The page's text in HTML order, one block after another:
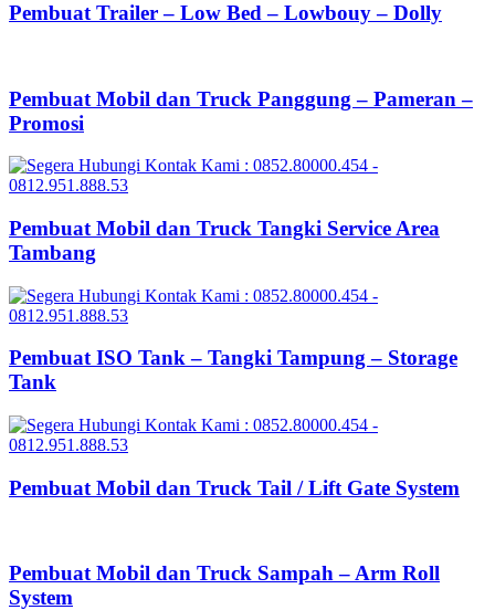
Pembuat Trailer – Low Bed – Lowbouy – Dolly
Pembuat Mobil dan Truck Panggung – Pameran –
Promosi
Pembuat Mobil dan Truck Tangki Service Area
Tambang
Pembuat ISO Tank – Tangki Tampung – Storage
Tank
Pembuat Mobil dan Truck Tail / Lift Gate System
Pembuat Mobil dan Truck Sampah – Arm Roll
System